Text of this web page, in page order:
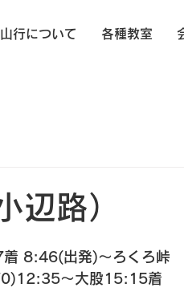
山行について 各種教室
路）
8:46(出発)〜ろくろ峠
〜大股15:15着